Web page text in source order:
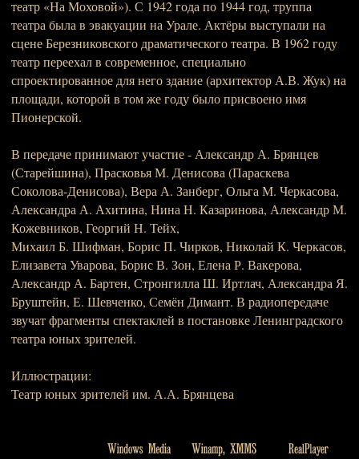
театр «На Моховой»). С 1942 года по 1944 год, труппа
театра была в эвакуации на Урале. Актёры выступали на
сцене Березниковского драматического театра. В 1962 году
театр переехал в современное, специально
спроектированное для него здание (архитектор А.В. Жук) на
площади, которой в том же году было присвоено имя
Пионерской.
В передаче принимают участие - Александр А. Брянцев
(Старейшина), Прасковья М. Денисова (Параскева
Соколова-Денисова), Вера А. Занберг, Ольга М. Черкасова,
Александра А. Ахитина, Нина Н. Казаринова, Александр М.
Кожевников, Георгий Н. Тейх,
Михаил Б. Шифман, Борис П. Чирков, Николай К. Черкасов,
Елизавета Уварова, Борис В. Зон, Елена Р. Вакерова,
Александр А. Бартен, Стронгилла Ш. Иртлач, Александра Я.
Бруштейн, Е. Шевченко, Семён Димант. В радиопередаче
звучат фрагменты спектаклей в постановке Ленинградского
театра юных зрителей.
Иллюстрации:
Театр юных зрителей им. А.А. Брянцева